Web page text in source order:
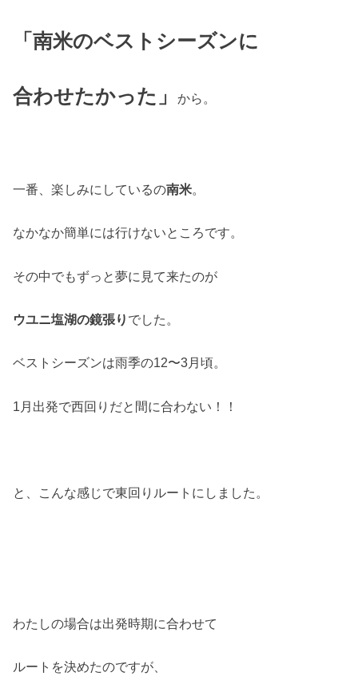
「南米のベストシーズンに
合わせたかった」から。
一番、楽しみにしているの南米。
なかなか簡単には行けないところです。
その中でもずっと夢に見て来たのが
ウユニ塩湖の鏡張り でした。
ベストシーズンは雨季の12〜3月頃。
1月出発で西回りだと間に合わない！！
と、こんな感じで東回りルートにしました。
わたしの場合は出発時期に合わせて
ルートを決めたのですが、